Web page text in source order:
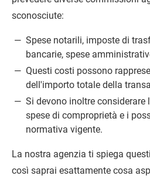
sconosciute:
Spese notarili, imposte di
bancarie, spese
Questi costi possono
dell'importo totale della
Si devono inoltre considerare
spese di comproprietà e i
normativa vigente.
La nostra agenzia ti spiega
così saprai esattamente cosa